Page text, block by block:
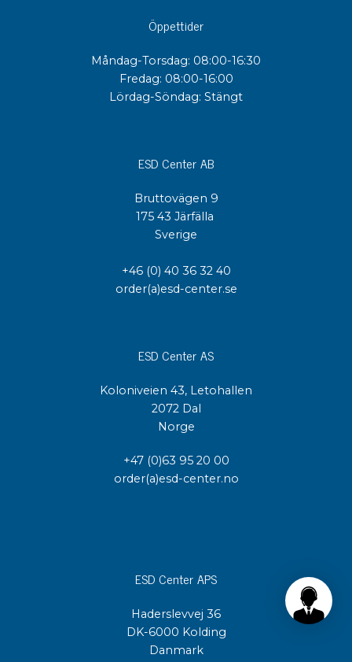
Öppettider
Måndag-Torsdag: 08:00-16:30
Fredag: 08:00-16:00
Lördag-Söndag: Stängt
ESD Center AB
Bruttovägen 9
175 43 Järfälla
Sverige
+46 (0) 40 36 32 40
order(a)esd-center.se
ESD Center AS
Koloniveien 43, Letohallen
2072 Dal
Norge
+47 (0)63 95 20 00
order(a)esd-center.no
ESD Center APS
Haderslevvej 36
DK-6000 Kolding
Danmark